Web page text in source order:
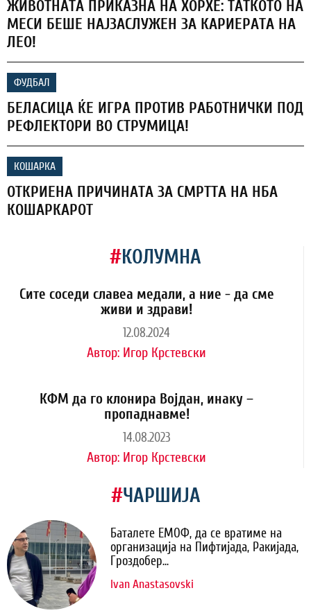
ЖИВОТНАТА ПРИКАЗНА НА ХОРХЕ: ТАТКОТО НА
МЕСИ БЕШЕ НАЈЗАСЛУЖЕН ЗА КАРИЕРАТА НА
ЛЕО!
ФУДБАЛ
БЕЛАСИЦА ЌЕ ИГРА ПРОТИВ РАБОТНИЧКИ ПОД
РЕФЛЕКТОРИ ВО СТРУМИЦА!
КОШАРКА
ОТКРИЕНА ПРИЧИНАТА ЗА СМРТТА НА НБА
КОШАРКАРОТ
#КОЛУМНА
Сите соседи славеа медали, а ние - да сме
живи и здрави!
12.08.2024
Автор: Игор Крстевски
КФМ да го клонира Војдан, инаку –
пропаднавме!
14.08.2023
Автор: Игор Крстевски
#ЧАРШИЈА
Баталете ЕМОФ, да се вратиме на
организација на Пифтијада, Ракијада,
Гроздобер...
Ivan Anastasovski